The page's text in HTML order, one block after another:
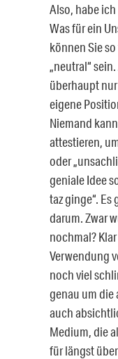
Also, habe
Was für ein
können Sie
„neutral“
überhaupt
eigene
Niemand
attestieren,
oder
geniale Idee
taz ginge“. Es
darum. Zwar
nochmal?
Verwendung
noch viel
genau um die
auch
Medium, die
für längst